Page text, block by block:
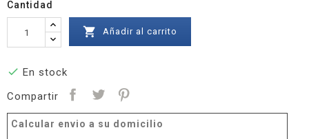
Cantidad
 Añadir al carrito
 En stock
Compartir
Calcular envio a su domicilio